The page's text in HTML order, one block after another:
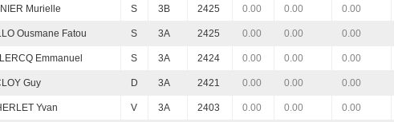
Murielle S 3B 2425 0.00 0.00 0.00
Ousmane Fatou S 3A 2425 0.00 0.00 0.00
Emmanuel S 3A 2424 0.00 0.00 0.00
Guy D 3A 2421 0.00 0.00 0.00
Yvan V 3A 2403 0.00 0.00 0.00